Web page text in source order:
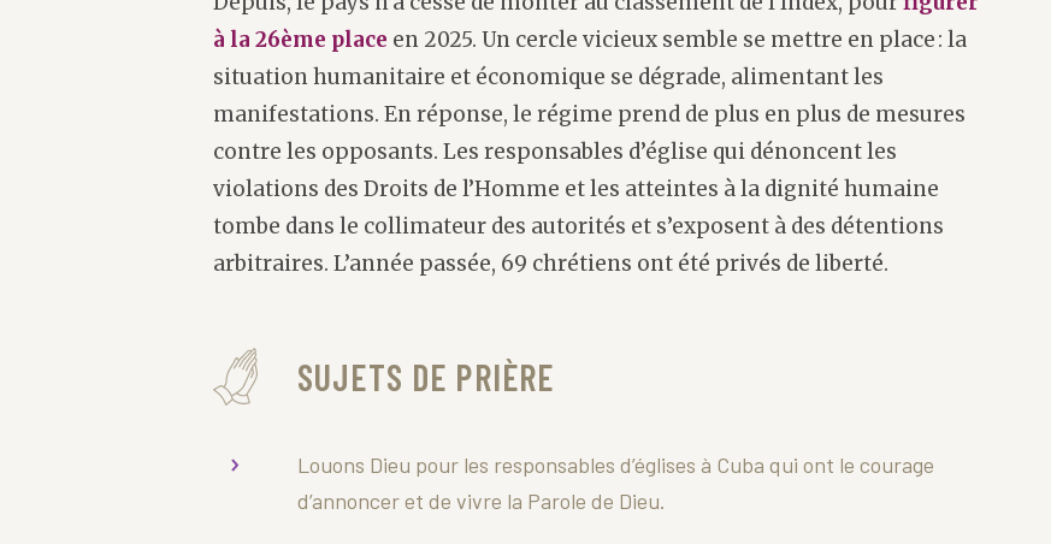
à la 26ème place en 2025. Un cercle vicieux semble se mettre en place : la
situation humanitaire et économique se dégrade, alimentant les
manifestations. En réponse, le régime prend de plus en plus de mesures
contre les opposants. Les responsables d’église qui dénoncent les
violations des Droits de l’Homme et les atteintes à la dignité humaine
tombe dans le collimateur des autorités et s’exposent à des détentions
arbitraires. L’année passée, 69 chrétiens ont été privés de liberté.
SUJETS DE PRIÈRE
Louons Dieu pour les responsables d’églises à Cuba qui ont le courage
d’annoncer et de vivre la Parole de Dieu.